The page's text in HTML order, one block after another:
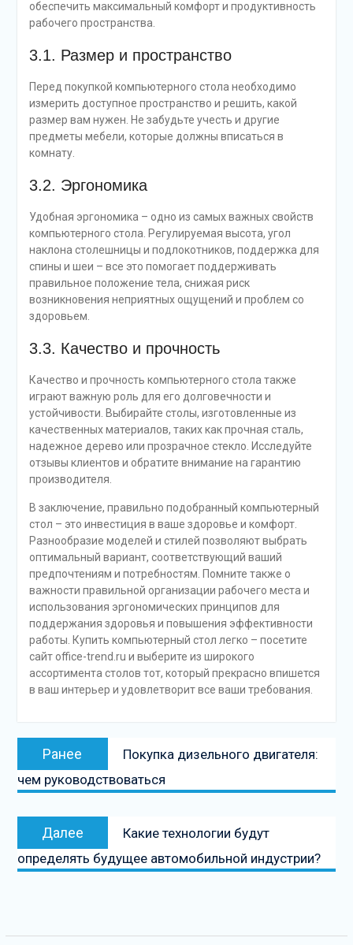
обеспечить максимальный комфорт и продуктивность
рабочего пространства.
3.1. Размер и пространство
Перед покупкой компьютерного стола необходимо
измерить доступное пространство и решить, какой
размер вам нужен. Не забудьте учесть и другие
предметы мебели, которые должны вписаться в
комнату.
3.2. Эргономика
Удобная эргономика – одно из самых важных свойств
компьютерного стола. Регулируемая высота, угол
наклона столешницы и подлокотников, поддержка для
спины и шеи – все это помогает поддерживать
правильное положение тела, снижая риск
возникновения неприятных ощущений и проблем со
здоровьем.
3.3. Качество и прочность
Качество и прочность компьютерного стола также
играют важную роль для его долговечности и
устойчивости. Выбирайте столы, изготовленные из
качественных материалов, таких как прочная сталь,
надежное дерево или прозрачное стекло. Исследуйте
отзывы клиентов и обратите внимание на гарантию
производителя.
В заключение, правильно подобранный компьютерный
стол – это инвестиция в ваше здоровье и комфорт.
Разнообразие моделей и стилей позволяют выбрать
оптимальный вариант, соответствующий ваший
предпочтениям и потребностям. Помните также о
важности правильной организации рабочего места и
использования эргономических принципов для
поддержания здоровья и повышения эффективности
работы. Купить компьютерный стол легко – посетите
сайт office-trend.ru и выберите из широкого
ассортимента столов тот, который прекрасно впишется
в ваш интерьер и удовлетворит все ваши требования.
Навигация
записям
Ранее
Предыдущая
запись:
Покупка дизельного двигателя:
чем руководствоваться
Далее
Следующая
запись
Какие технологии будут
определять будущее автомобильной индустрии?